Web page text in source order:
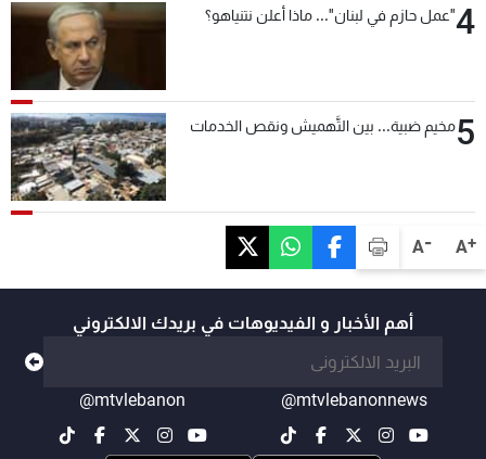
A+
A-
4"عمل حازم في لبنان"... ماذا أعلن نتنياهو؟
5مخيم ضبية... بين التَّهميش ونقص الخدمات
أهم الأخبار و الفيديوهات في بريدك الالكتروني
@mtvlebanonnews
@mtvlebanon